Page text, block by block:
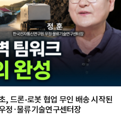
, 드론-로봇 협업 무인 배송 시작된
정·물류기술연구센터장